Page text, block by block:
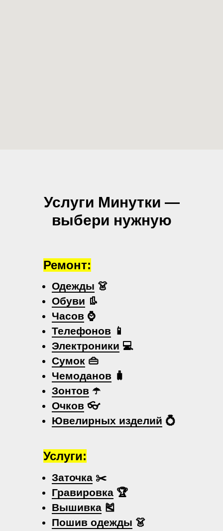
Услуги Минутки —
выбери нужную
Одежды 👗
Обуви 👢
Часов ⌚
Телефонов 📱
Электроники 💻
Сумок 👜
Чемоданов 🧳
Зонтов ☂️
Очков 👓
Ювелирных изделий 💍
Заточка ✂️
Гравировка 🏆
Вышивка 🎽
Пошив одежды 👗
Ремонт:
Услуги: